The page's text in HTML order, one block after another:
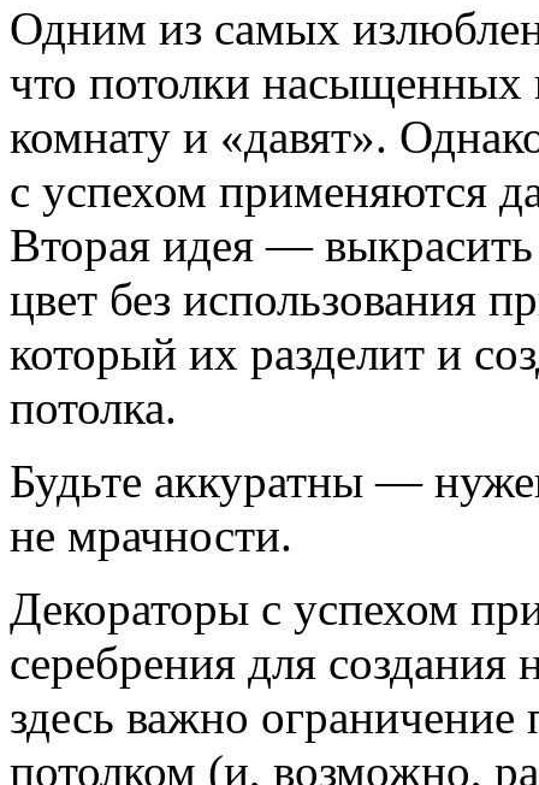
Одним из самых
что потолки насыщенных
комнату и «давят».
с успехом применяются
Вторая идея —
цвет без использования
который их разделит и
потолка.
Будьте аккуратны —
не мрачности.
Декораторы с успехом
серебрения для
здесь важно
потолком (и, возможно,